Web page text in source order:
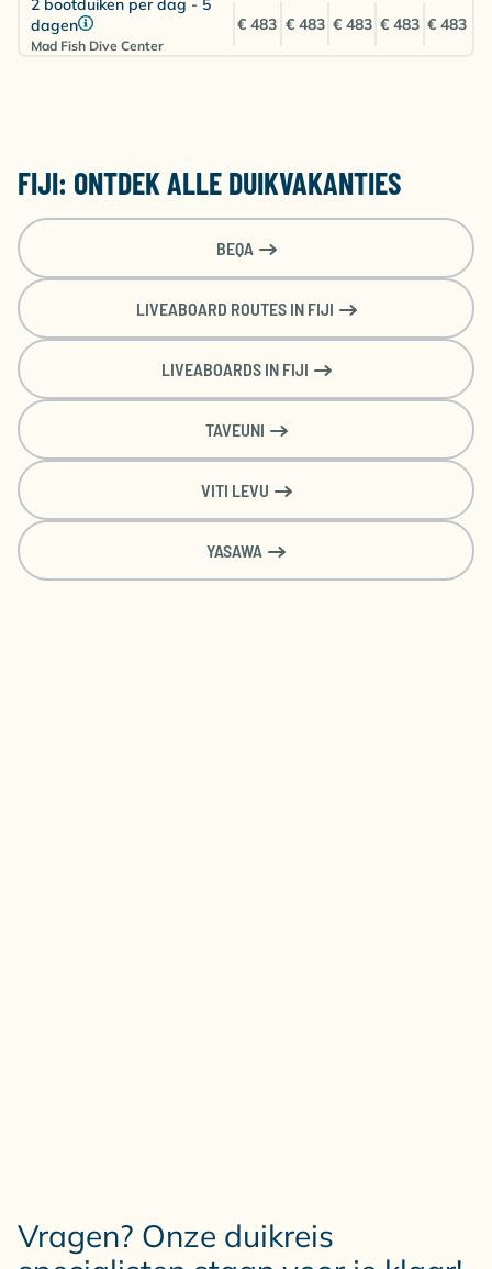
2 bootduiken per dag - 5
dagen
Mad Fish Dive Center
€ 483 € 483 € 483 € 483 € 483
FIJI: ONTDEK ALLE DUIKVAKANTIES
BEQA
LIVEABOARD ROUTES IN FIJI
LIVEABOARDS IN FIJI
TAVEUNI
VITI LEVU
YASAWA
Vragen? Onze duikreis